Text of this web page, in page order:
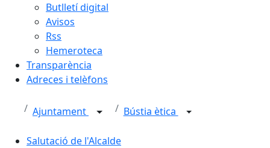
Butlletí digital
Avisos
Rss
Hemeroteca
Transparència
Adreces i telèfons
Ajuntament Bústia ètica
Salutació de l'Alcalde